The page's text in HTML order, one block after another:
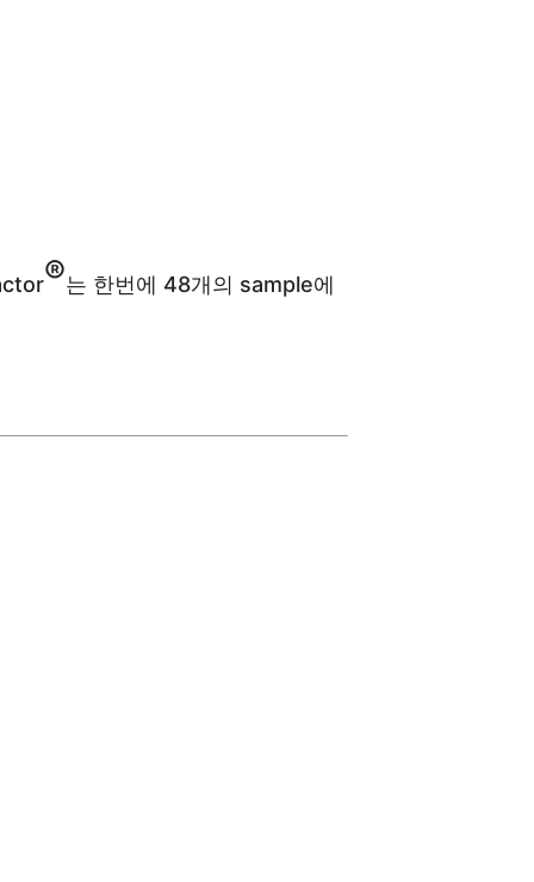
®는 한번에 48개의 sample에